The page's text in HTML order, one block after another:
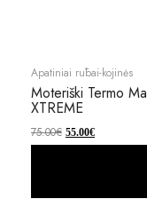
Apatiniai rūbai-kojinės
Moteriški Termo
XTREME
75.00€ 55.00€